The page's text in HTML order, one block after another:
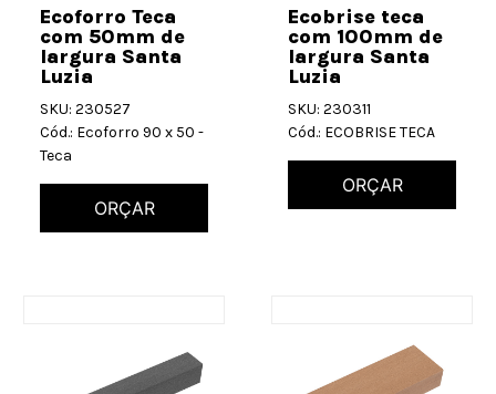
Ecoforro Teca
com 50mm de
largura Santa
Luzia
SKU: 230527
Cód.: Ecoforro 90 x 50 -
Teca
ORÇAR
Ecobrise teca
com 100mm de
largura Santa
Luzia
SKU: 230311
Cód.: ECOBRISE TECA
ORÇAR